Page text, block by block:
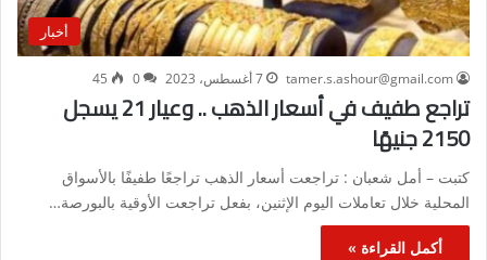
أخبار
tamer.s.ashour@gmail.com 7 أغسطس، 2023 0
45
تراجع طفيف في أسعار الذهب .. وعيار 21 يسجل
2150 جنيهًا
كتبت – أمل شعبان : تراجعت أسعار الذهب تراجعًا طفيفًا بالأسواق
المحلية خلال تعاملات اليوم الإثنين، بفعل تراجعت الأوقية بالبورصة…
أكمل القراءة »